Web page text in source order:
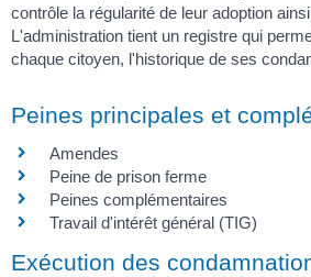
contrôle la régularité de leur adoption
L'administration tient un registre qui
chaque citoyen, l'historique de ses
Peines principales et
Amendes
Peine de prison ferme
Peines complémentaires
Travail d'intérêt général (TIG)
Exécution des